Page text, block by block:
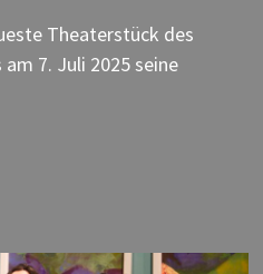
Theaterstück des
7. Juli 2025 seine